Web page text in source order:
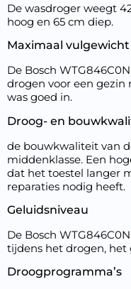
De wasdroger weegt
hoog en 65 cm diep.
Maximaal vulgewicht
De Bosch
drogen voor een gezin
was goed in.
Droog- en
de bouwkwaliteit van
middenklasse. Een
dat het toestel langer
reparaties nodig heeft.
Geluidsniveau
De Bosch
tijdens het drogen, het
Droogprogramma’s